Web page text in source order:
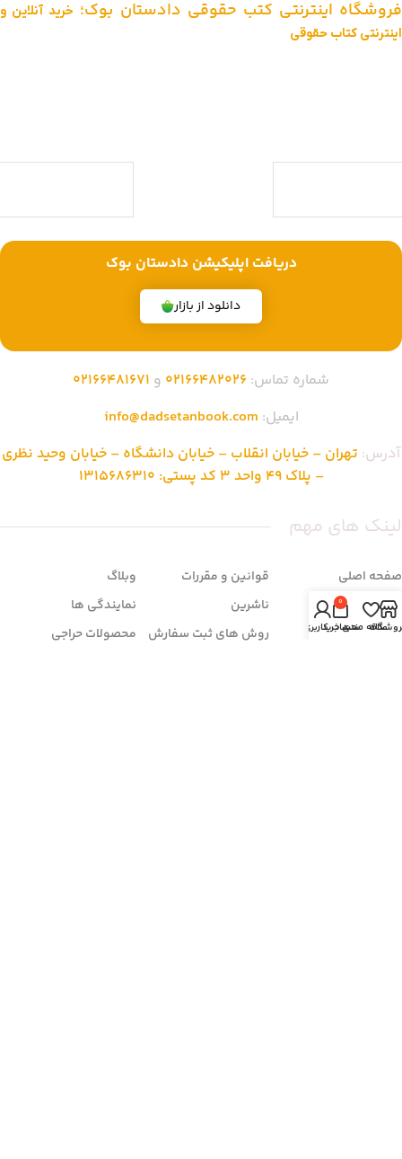
فروشگاه اینترنتی کتب حقوقی دادستان بوک؛ خرید آنلاین و
اینترنتی کتاب حقوقی
دریافت اپلیکیشن دادستان بوک
دانلود از بازار
شماره تماس: 02166482026 و 02166481671
ایمیل: info@dadsetanbook.com
آدرس: تهران – خیابان انقلاب – خیابان دانشگاه – خیابان وحید نظری
– پلاک 49 واحد 3 کد پستی: 1315686310
لینک های مهم
صفحه اصلی
فروشگاه
تماس با ما
قوانین و مقررات
ناشرین
روش های ثبت سفارش
وبلاگ
نمایندگی ها
محصولات حراجی
علاقه مندی
0
سبد خرید
حساب کاربری من